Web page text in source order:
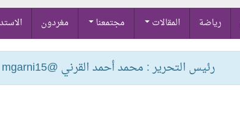
رياضة المقالات مجتمعنا مغردون
رئيس التحرير : محمد أحمد القرني @mgarni15